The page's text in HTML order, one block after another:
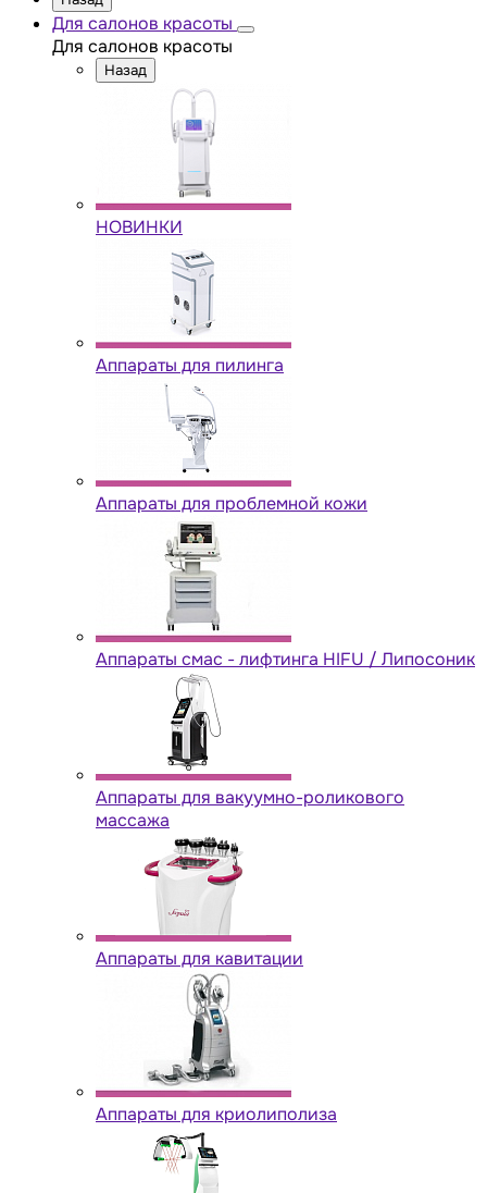
Для салонов красоты
Для салонов красоты
Назад
НОВИНКИ
Аппараты для пилинга
Аппараты для проблемной кожи
Аппараты cмас - лифтинга HIFU / Липосоник
Аппараты для вакуумно-роликового
массажа
Аппараты для кавитации
Аппараты для криолиполиза